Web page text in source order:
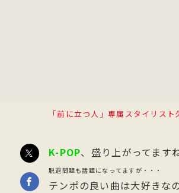
「前に立つ人」専属スタイリスト
K-POP、盛り上がってます
脱退問題も話題になってますが・・・
テンポの良い曲は大好きな